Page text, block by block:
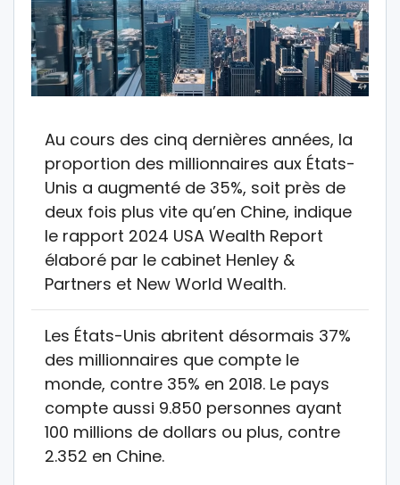
Au cours des cinq dernières années, la
proportion des millionnaires aux États-
Unis a augmenté de 35%, soit près de
deux fois plus vite qu’en Chine, indique
le rapport 2024 USA Wealth Report
élaboré par le cabinet Henley &
Partners et New World Wealth.
Les États-Unis abritent désormais 37%
des millionnaires que compte le
monde, contre 35% en 2018. Le pays
compte aussi 9.850 personnes ayant
100 millions de dollars ou plus, contre
2.352 en Chine.